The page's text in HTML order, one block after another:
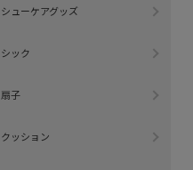
シューケアグッズ
シック
扇子
クッション